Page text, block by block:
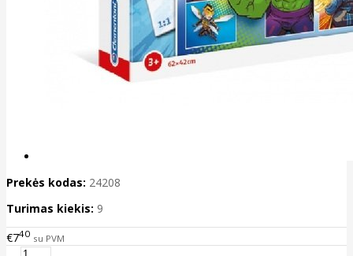
Prekės kodas: 24208
Turimas kiekis: 9
€740 su PVM